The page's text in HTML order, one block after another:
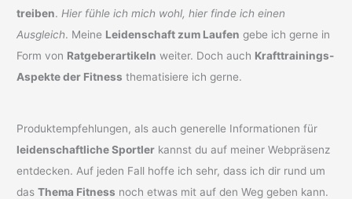
treiben.Hier fühle ich mich wohl, hier finde ich einen
Ausgleich. Meine Leidenschaft zum Laufen gebe ich gerne in
Form von Ratgeberartikeln weiter. Doch auch Krafttrainings-
Aspekte der Fitness thematisiere ich gerne.
Produktempfehlungen, als auch generelle Informationen für
leidenschaftliche Sportler kannst du auf meiner Webpräsenz
entdecken. Auf jeden Fall hoffe ich sehr, dass ich dir rund um
dasThema Fitness noch etwas mit auf den Weg geben kann.